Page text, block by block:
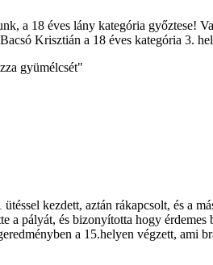
a 18 éves lány kategória győztese!
Krisztián a 18 éves kategória 3.
gyümélcsét"
kezdett, aztán rákapcsolt, és a
a pályát, és bizonyította hogy
a 15.helyen végzett, ami